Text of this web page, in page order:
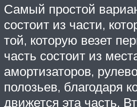
Самый простой
состоит из части,
той, которую везет
часть состоит из
амортизаторов,
полозьев, благодаря
движется эта часть.